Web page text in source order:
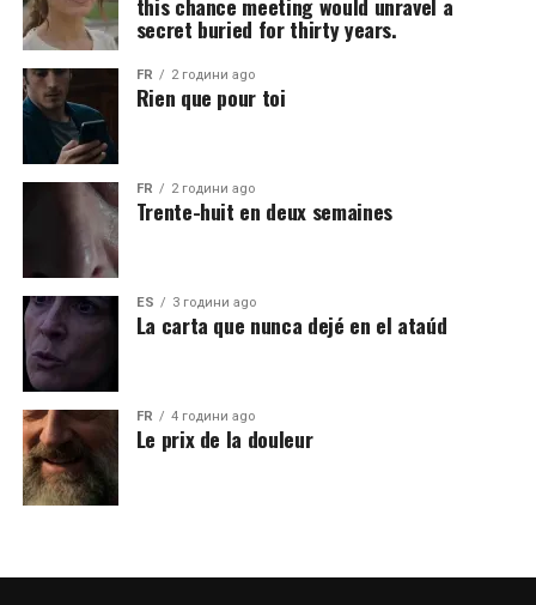
secret buried for thirty years.
FR 2 години ago
Rien que pour toi
FR 2 години ago
Trente-huit en deux semaines
ES 3 години ago
La carta que nunca dejé en el ataúd
FR 4 години ago
Le prix de la douleur